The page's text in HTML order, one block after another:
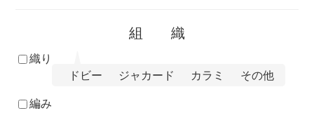
組織
織り
ドビー
ジャカード カラミ その他
編み